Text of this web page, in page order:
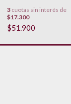
3 cuotas sin interés de
$17.300
$51.900